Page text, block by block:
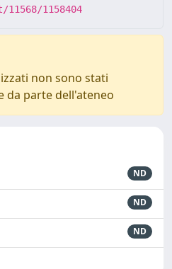
1158404
non sono stati
da parte dell'ateneo
ND
ND
ND